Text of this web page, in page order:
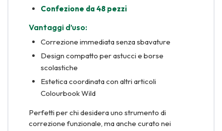
Confezione da 48 pezzi
Vantaggi d’uso:
Correzione immediata senza sbavature
Design compatto per astucci e borse
scolastiche
Estetica coordinata con altri articoli
Colourbook Wild
Perfetti per chi desidera uno strumento di
correzione funzionale, ma anche curato nei